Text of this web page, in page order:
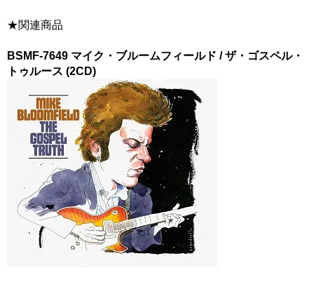
★関連商品
BSMF-7649 マイク・ブルームフィールド / ザ・ゴスペル・
トゥルース (2CD)